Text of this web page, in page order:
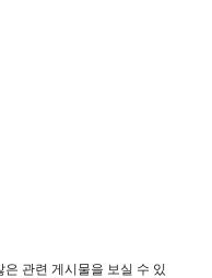
관련 게시물을 보실 수 있